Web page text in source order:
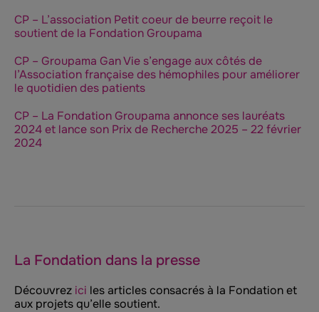
CP – L’association Petit coeur de beurre reçoit le
soutient de la Fondation Groupama
CP – Groupama Gan Vie s’engage aux côtés de
l’Association française des hémophiles pour améliorer
le quotidien des patients
CP – La Fondation Groupama annonce ses lauréats
2024 et lance son Prix de Recherche 2025 – 22 février
2024
La Fondation dans la presse
Découvrez ici les articles consacrés à la Fondation et
aux projets qu’elle soutient.